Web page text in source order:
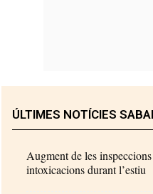
ÚLTIMES NOTÍCIES
Augment de les
intoxicacions durant l’estiu